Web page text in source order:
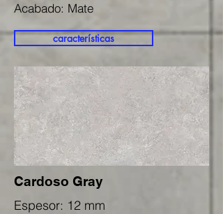
Acabado: Mate
características
Cardoso Gray
Espesor: 12 mm